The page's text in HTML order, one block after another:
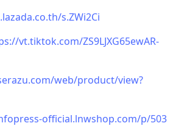
s.ZWi2Ci
vt.tiktok.com/ZS9LJXG65ewAR-
web/product/view?
official.lnwshop.com/p/503